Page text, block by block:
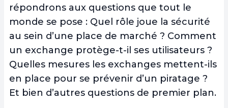
répondrons aux questions que tout le
monde se pose : Quel rôle joue la sécurité
au sein d’une place de marché ? Comment
un exchange protège-t-il ses utilisateurs ?
Quelles mesures les exchanges mettent-ils
en place pour se prévenir d’un piratage ?
Et bien d’autres questions de premier plan.